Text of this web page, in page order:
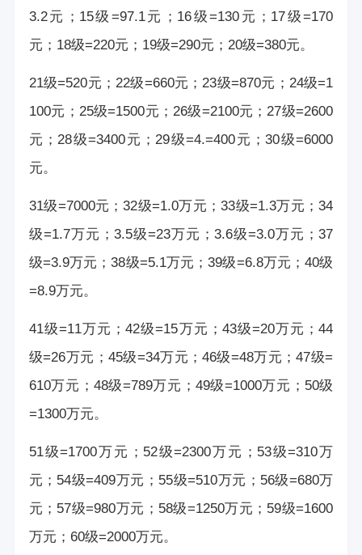
3.2元；15级=97.1元；16级=130元；17级=170
元；18级=220元；19级=290元；20级=380元。
21级=520元；22级=660元；23级=870元；24级=1
100元；25级=1500元；26级=2100元；27级=2600
元；28级=3400元；29级=4.=400元；30级=6000
元。
31级=7000元；32级=1.0万元；33级=1.3万元；34
级=1.7万元；3.5级=23万元；3.6级=3.0万元；37
级=3.9万元；38级=5.1万元；39级=6.8万元；40级
=8.9万元。
41级=11万元；42级=15万元；43级=20万元；44
级=26万元；45级=34万元；46级=48万元；47级=
610万元；48级=789万元；49级=1000万元；50级
=1300万元。
51级=1700万元；52级=2300万元；53级=310万
元；54级=409万元；55级=510万元；56级=680万
元；57级=980万元；58级=1250万元；59级=1600
万元；60级=2000万元。